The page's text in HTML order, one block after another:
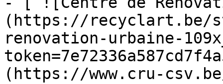
(https://recyclart.be/
renovation-urbaine-
(https://www.cru-